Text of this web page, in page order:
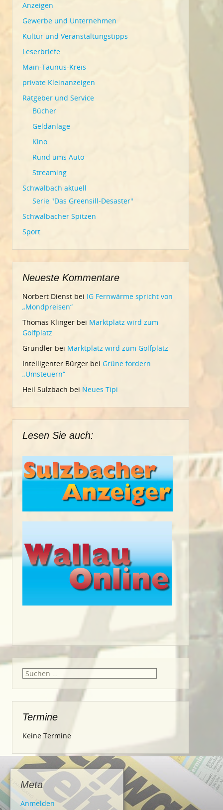
Anzeigen
Gewerbe und Unternehmen
Kultur und Veranstaltungstipps
Leserbriefe
Main-Taunus-Kreis
private Kleinanzeigen
Ratgeber und Service
Bücher
Geldanlage
Kino
Rund ums Auto
Streaming
Schwalbach aktuell
Serie "Das Greensill-Desaster"
Schwalbacher Spitzen
Sport
Neueste Kommentare
Norbert Dienst bei IG Fernwärme spricht von
„Mondpreisen“
Thomas Klinger bei Marktplatz wird zum
Golfplatz
Grundler bei Marktplatz wird zum Golfplatz
Intelligenter Bürger bei Grüne fordern
„Umsteuern“
Heil Sulzbach bei Neues Tipi
Lesen Sie auch:
Suche
Termine
Keine Termine
Meta
Anmelden